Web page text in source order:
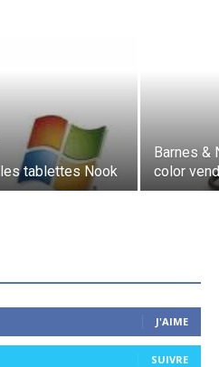
tablettes Nook
Barnes &
color
J'AIME
SUIVRE